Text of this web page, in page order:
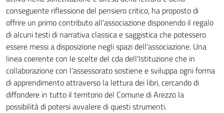
conseguente riflessione del pensiero critico, ha proposto di
offrire un primo contributo all'associazione disponendo il regalo
di alcuni testi di narrativa classica e saggistica che potessero
essere messi a disposizione negli spazi dell'associazione. Una
linea coerente con le scelte del cda dell'Istituzione che in
collaborazione con l'assessorato sostiene e sviluppa ogni forma
di apprendimento attraverso la lettura dei libri, cercando di
diffondere in tutto il territorio del Comune di Arezzo la
possibilità di potersi avvalere di questi strumenti.